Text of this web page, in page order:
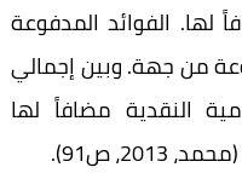
لها. الفوائد المدفوعة
من جهة. وبين إجمالي
النقدية مضافاً لها
ص91).